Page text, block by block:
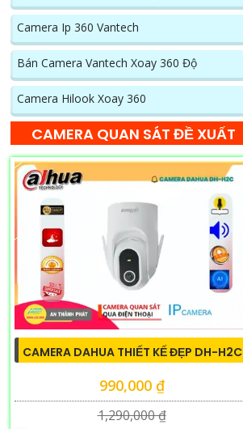
Camera Ip 360 Vantech
Bán Camera Vantech Xoay 360 Độ
Camera Hilook Xoay 360
CAMERA QUAN SÁT ĐỀ XUẤT
CAMERA DAHUA THIẾT KẾ ĐẸP DH-H2C
990,000 ₫
1,290,000 ₫